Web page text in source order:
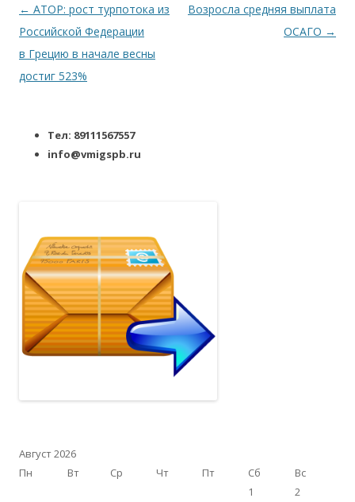
Навигация по записям
← АТОР: рост турпотока из
Российской Федерации
в Грецию в начале весны
достиг 523%
Возросла средняя выплата
ОСАГО →
Тел: 89111567557
info@vmigspb.ru
Август 2026
Пн
Вт Ср Чт Пт Сб
Вс
1
2